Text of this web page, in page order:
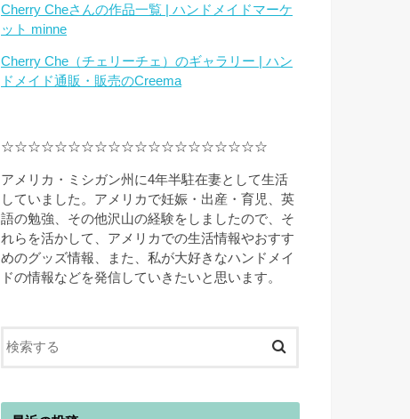
Cherry Cheさんの作品一覧 | ハンドメイドマーケ
ット minne
Cherry Che（チェリーチェ）のギャラリー | ハン
ドメイド通販・販売のCreema
☆☆☆☆☆☆☆☆☆☆☆☆☆☆☆☆☆☆☆☆
アメリカ・ミシガン州に4年半駐在妻として生活
していました。アメリカで妊娠・出産・育児、英
語の勉強、その他沢山の経験をしましたので、そ
れらを活かして、アメリカでの生活情報やおすす
めのグッズ情報、また、私が大好きなハンドメイ
ドの情報などを発信していきたいと思います。